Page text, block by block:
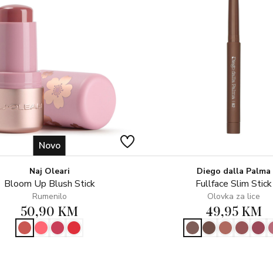
• Uvijanje i podizanje: Uvija i
Ključni sastojci za savršene
• Mineralni pigmenti:
intenzivan i ujednačen izgled.
• Kompleks Triple-Film:
Jednim neprekinutim potezom
gornje i donje trepavice, za
Postignite savršene trepavice
vaš ključ za zavodljiv pogled
Novo
Naj Oleari
Bloom Up Blush Stick
Rumenilo
50,90 KM
Diego dalla Palma
Fullface Slim Stick
Olovka za lice
49,95 KM